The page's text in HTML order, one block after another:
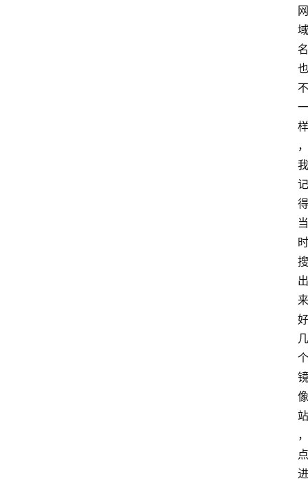
网
域
名
也
不
一
样
，
我
记
得
当
时
搜
出
来
好
几
个
镜
像
站
，
点
进